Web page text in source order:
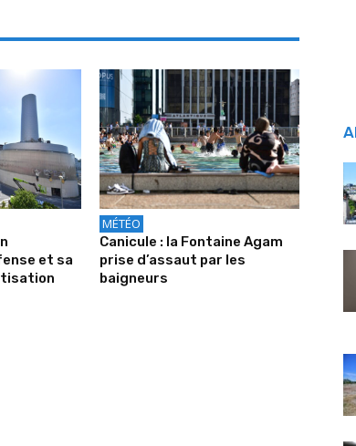
et sa
MÉTÉO
Canicule : la Fontaine Agam
prise d’assaut par les
baigneurs